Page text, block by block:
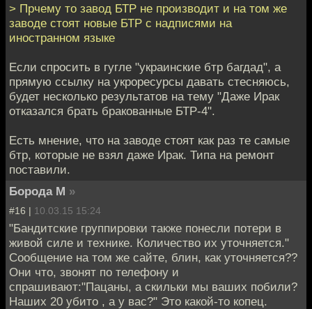
> Прчему то завод БТР не производит и на том же
заводе стоят новые БТР с надписями на
иностранном языке
Если спросить в гугле "украинские бтр багдад", а
прямую ссылку на укроресурсы давать стесняюсь,
будет несколько результатов на тему "Даже Ирак
отказался брать бракованные БТР-4".
Есть мнение, что на заводе стоят как раз те самые
бтр, которые не взял даже Ирак. Типа на ремонт
поставили.
Борода М »
#16 | 10.03.15 15:24
"Бандитские группировки также понесли потери в
живой силе и технике. Количество их уточняется."
Сообщение на том же сайте, блин, как уточняется??
Они что, звонят по телефону и
спрашивают:"Пацаны, а скильки мы ваших побили?
Наших 20 убито , а у вас?" Это какой-то копец.